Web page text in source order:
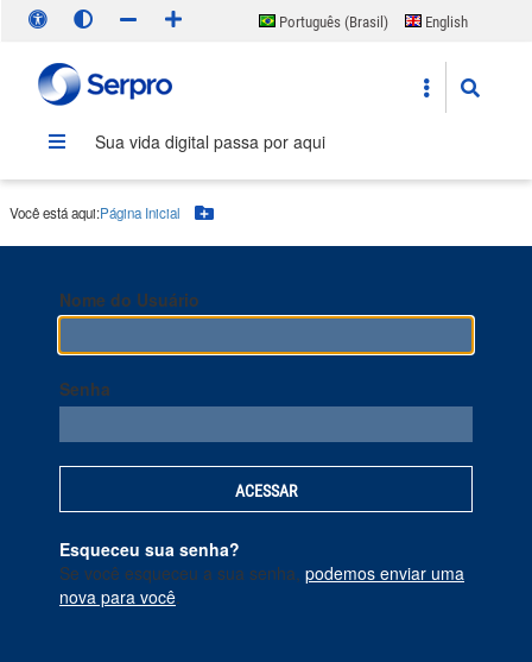
Português (Brasil)
English
Sua vida digital passa por aqui
Você está aqui:Página Inicial Botão Menu
Nome do Usuário
Senha
Esqueceu sua senha?
Se você esqueceu a sua senha, podemos enviar uma
nova para você